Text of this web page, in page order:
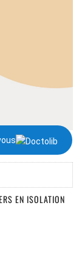
KCAL
EN ISOLATION